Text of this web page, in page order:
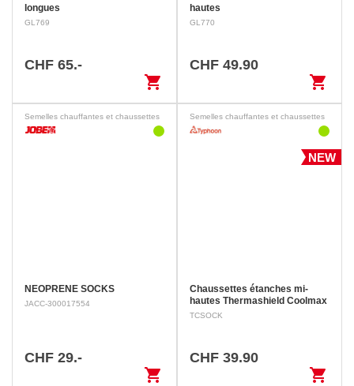
longues
GL769
CHF 65.-
shopping_cart
hautes
GL770
CHF 49.90
shopping_cart
Semelles chauffantes et chaussettes
NEOPRENE SOCKS
JACC-300017554
CHF 29.-
shopping_cart
Semelles chauffantes et chaussettes
NEW
Chaussettes étanches mi-
hautes Thermashield Coolmax
TCSOCK
CHF 39.90
shopping_cart